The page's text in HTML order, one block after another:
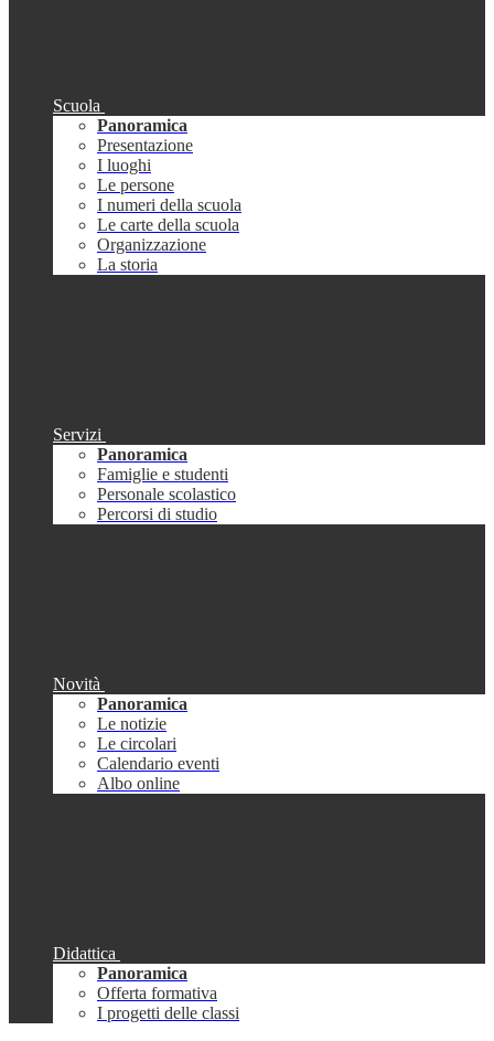
Scuola
Panoramica
Presentazione
I luoghi
Le persone
I numeri della scuola
Le carte della scuola
Organizzazione
La storia
Servizi
Panoramica
Famiglie e studenti
Personale scolastico
Percorsi di studio
Novità
Panoramica
Le notizie
Le circolari
Calendario eventi
Albo online
Didattica
Panoramica
Offerta formativa
I progetti delle classi